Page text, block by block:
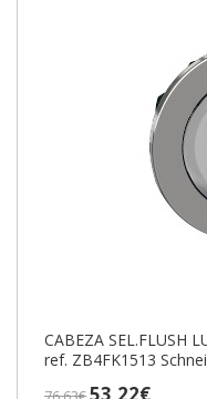
CABEZA SEL.FLUSH
ref. ZB4FK1513